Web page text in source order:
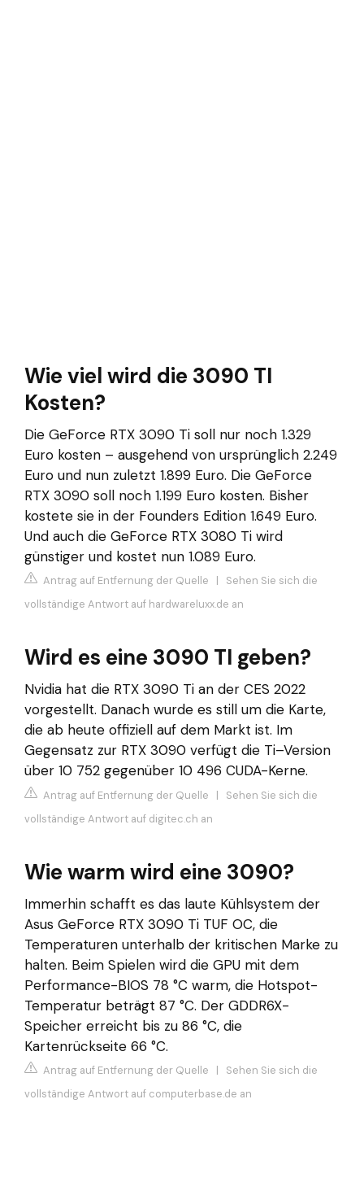
Wie viel wird die 3090 TI
Kosten?
Die GeForce RTX 3090 Ti soll nur noch 1.329
Euro kosten – ausgehend von ursprünglich 2.249
Euro und nun zuletzt 1.899 Euro. Die GeForce
RTX 3090 soll noch 1.199 Euro kosten. Bisher
kostete sie in der Founders Edition 1.649 Euro.
Und auch die GeForce RTX 3080 Ti wird
günstiger und kostet nun 1.089 Euro.
Antrag auf Entfernung der Quelle | Sehen Sie sich die
vollständige Antwort auf hardwareluxx.de an
Wird es eine 3090 TI geben?
Nvidia hat die RTX 3090 Ti an der CES 2022
vorgestellt. Danach wurde es still um die Karte,
die ab heute offiziell auf dem Markt ist. Im
Gegensatz zur RTX 3090 verfügt die Ti–Version
über 10 752 gegenüber 10 496 CUDA-Kerne.
Antrag auf Entfernung der Quelle | Sehen Sie sich die
vollständige Antwort auf digitec.ch an
Wie warm wird eine 3090?
Immerhin schafft es das laute Kühlsystem der
Asus GeForce RTX 3090 Ti TUF OC, die
Temperaturen unterhalb der kritischen Marke zu
halten. Beim Spielen wird die GPU mit dem
Performance-BIOS 78 °C warm, die Hotspot-
Temperatur beträgt 87 °C. Der GDDR6X-
Speicher erreicht bis zu 86 °C, die
Kartenrückseite 66 °C.
Antrag auf Entfernung der Quelle | Sehen Sie sich die
vollständige Antwort auf computerbase.de an